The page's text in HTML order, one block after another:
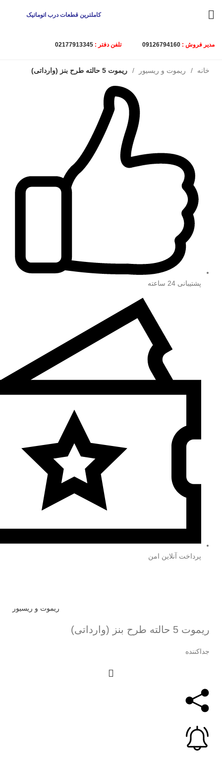
کاملترین قطعات درب اتوماتیک
مدیر فروش : تلفن دفتر : 02177913345
خانه ریموت و ریسیور ریموت 5 حالته طرح بنز (وارداتی)
پشتیبانی 24 ساعته
پرداخت آنلاین امن
ریموت و ریسیور
ریموت 5 حالته طرح بنز (وارداتی)
جداکننده